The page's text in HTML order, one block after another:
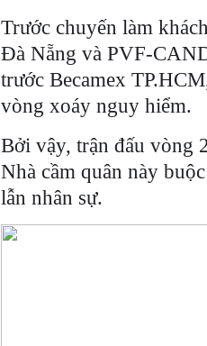
Trước chuyến làm
Đà Nẵng và PVF-
trước Becamex
vòng xoáy nguy hiểm.
Bởi vậy, trận đấu vòng
Nhà cầm quân này
lẫn nhân sự.